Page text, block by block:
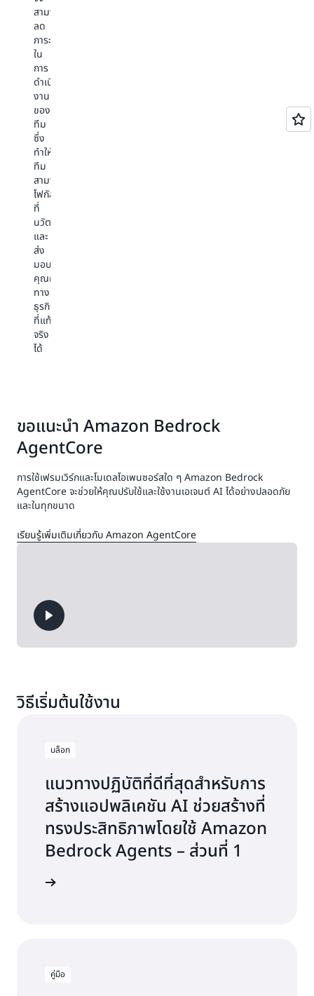
สามารถ
ลด
ภาระ
ใน
การ
ดำเนิน
งาน
ของ
ทีม
ซึ่ง
ทำให้
ทีม
สามารถ
โฟกัส
ที่
นวัตกรรม
และ
ส่ง
มอบ
คุณค่า
ทาง
ธุรกิจ
ที่แท้
จริง
ได้
ขอแนะนำ Amazon Bedrock
AgentCore
การใช้เฟรมเวิร์กและโมเดลโอเพนซอร์สใด ๆ Amazon Bedrock
AgentCore จะช่วยให้คุณปรับใช้และใช้งานเอเจนต์ AI ได้อย่างปลอดภัย
และในทุกขนาด
เรียนรู้เพิ่มเติมเกี่ยวกับ Amazon AgentCore
วิธีเริ่มต้นใช้งาน
บล็อก
แนวทางปฏิบัติที่ดีที่สุดสำหรับการ
สร้างแอปพลิเคชัน AI ช่วยสร้างที่
ทรงประสิทธิภาพโดยใช้ Amazon
Bedrock Agents – ส่วนที่ 1
คู่มือ